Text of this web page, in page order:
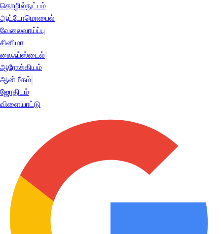
தொழில்நுட்பம்
ஆட்டோமொபைல்
வேலைவாய்ப்பு
சினிமா
லைஃப்ஸ்டைல்
ஆரோக்கியம்
ஆன்மீகம்
ஜோதிடம்
விளையாட்டு